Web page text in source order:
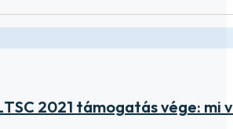
2021 támogatás vége: mi